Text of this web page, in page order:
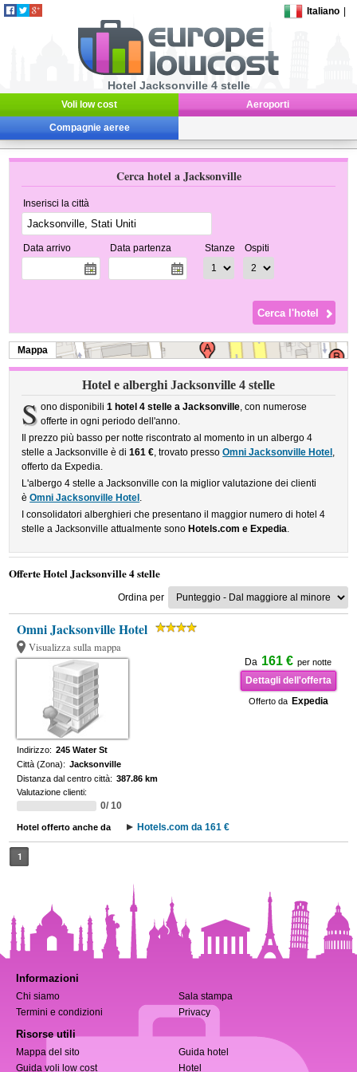
Italiano
Hotel Jacksonville 4 stelle
Voli low cost Aeroporti
Compagnie aeree
Cerca hotel a Jacksonville
Inserisci la città
Data arrivo Data partenza Stanze Ospiti
Mappa
Hotel e alberghi Jacksonville 4 stelle
S ono disponibili 1 hotel 4 stelle a Jacksonville, con numerose
offerte in ogni periodo dell'anno.
Il prezzo più basso per notte riscontrato al momento in un albergo 4
stelle a Jacksonville è di161 €, trovato pressoOmni Jacksonville Hotel ,
offerto da Expedia.
L'albergo 4 stelle a Jacksonville con la miglior valutazione dei clienti
èOmni Jacksonville Hotel .
I consolidatori alberghieri che presentano il maggior numero di hotel 4
stelle a Jacksonville attualmente sono Hotels.com e Expedia.
Offerte Hotel Jacksonville 4 stelle
Ordina per
Omni Jacksonville Hotel
Visualizza sulla mappa
Da 161 € per notte
Dettagli dell'offerta
Offerto da Expedia
Indirizzo: 245 Water St
Città (Zona): Jacksonville
Distanza dal centro città: 387.86 km
Valutazione clienti:
0/ 10
Hotel offerto anche da Hotels.com da 161 €
1
Informazioni
Chi siamo
Sala stampa
Termini e condizioni
Privacy
Risorse utili
Mappa del sito
Guida hotel
Guida voli low cost
Hotel